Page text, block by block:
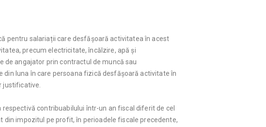
pentru salariații care desfășoară activitatea în acest
precum electricitate, încălzire, apă și
de angajator prin contractul de muncă sau
din luna în care persoana fizică desfășoară activitate în
justificative.
contribuabilului într-un an fiscal diferit de cel
impozitul pe profit, în perioadele fiscale precedente,